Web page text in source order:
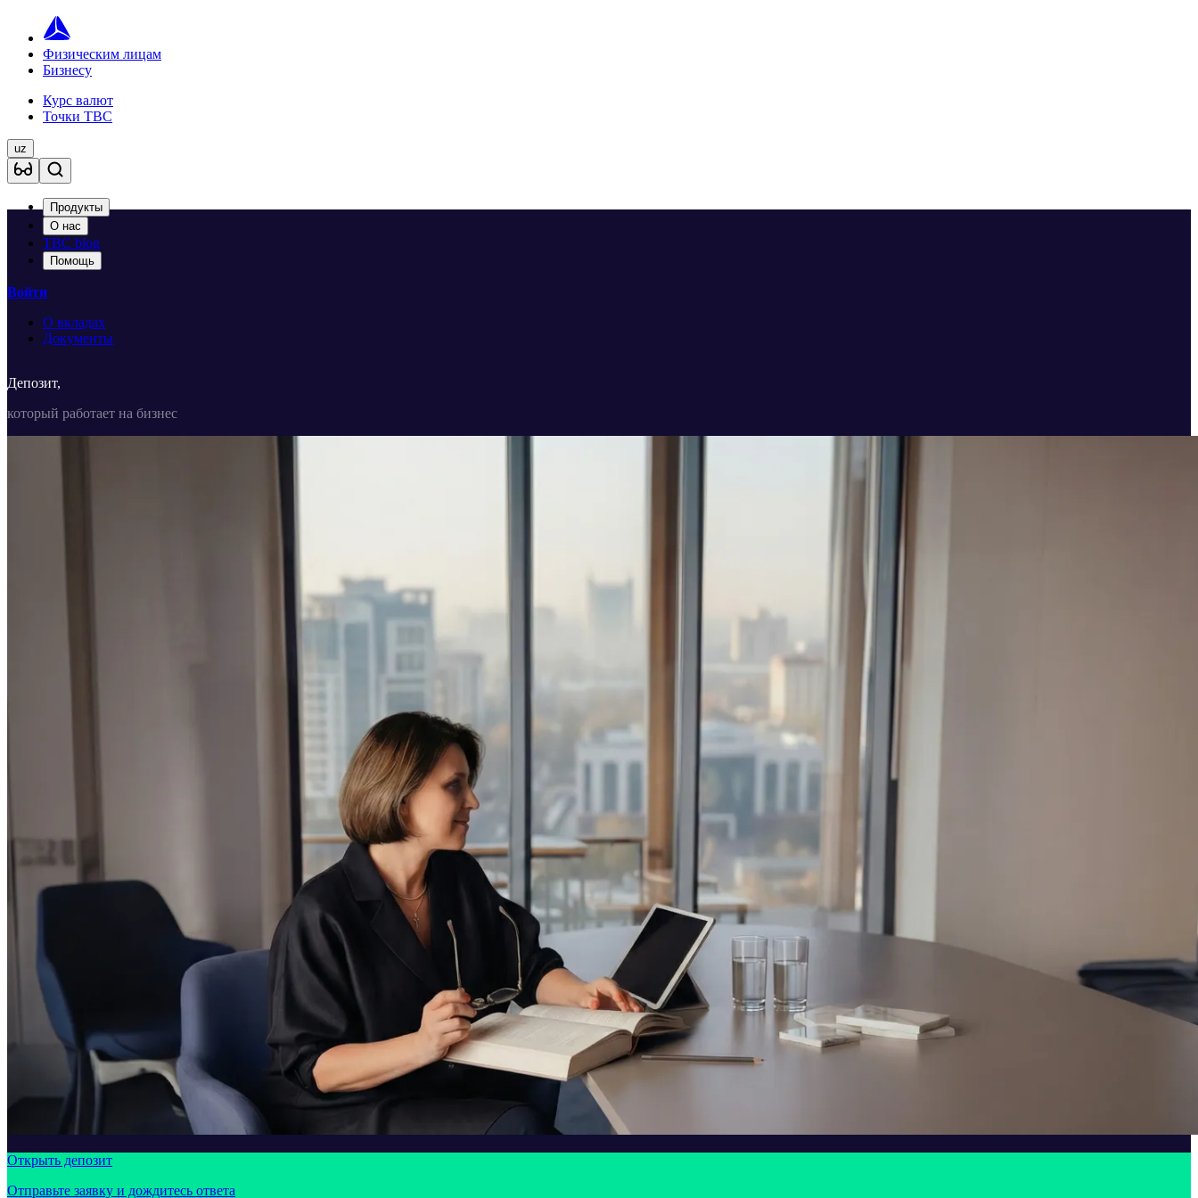
Физическим лицам
Бизнесу
Курс валют
Точки TBC
uz
Продукты
О нас
TBC blog
Помощь
Войти
О вкладах
Документы
Депозит,
который работает на бизнес
Открыть депозит
Отправьте заявку и дождитесь ответа